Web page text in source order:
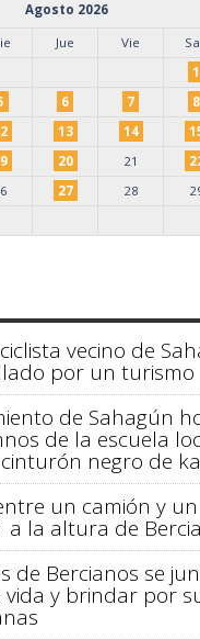
Agosto 2026
Jue Vie
1
6 7 8
13 14
20 21
27 28
vecino de
por un turismo
de Sahagún
de la escuela
negro de
un camión y
a la altura de
de Bercianos se
y brindar por